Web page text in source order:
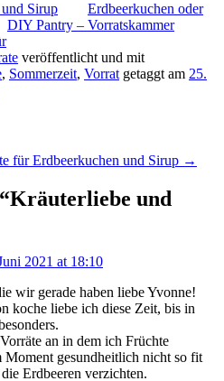
Sirup
Erdbeerkuchen oder
DIY Pantry – Vorratskammer
veröffentlicht und mit
, Sommerzeit, Vorrat getaggt am 25.
für Erdbeerkuchen und Sirup →
Kräuterliebe und
2021 at 18:10
wir gerade haben liebe Yvonne!
koche liebe ich diese Zeit, bis in
an in dem ich Früchte
Moment gesundheitlich nicht so fit
Erdbeeren verzichten.